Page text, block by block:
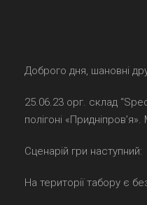
Доброго дня, шановні
25.06.23 орг. склад
полігоні
Сценарій гри наступний:
На території табору є